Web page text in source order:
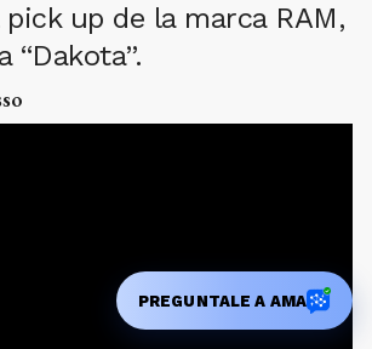
up de la marca RAM,
“Dakota”.
PREGUNTALE A AMA